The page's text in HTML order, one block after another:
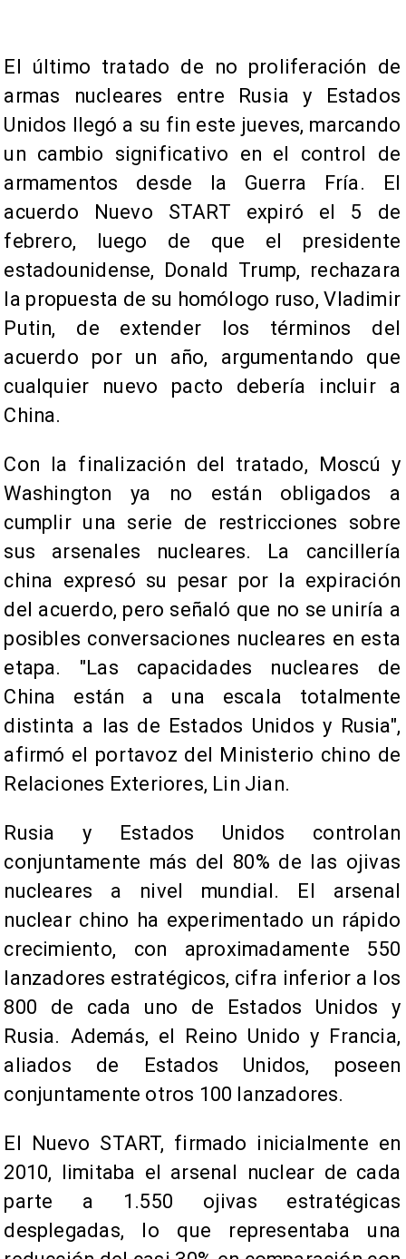
El último tratado de no proliferación de
armas nucleares entre Rusia y Estados
Unidos llegó a su fin este jueves, marcando
un cambio significativo en el control de
armamentos desde la Guerra Fría. El
acuerdo Nuevo START expiró el 5 de
febrero, luego de que el presidente
estadounidense, Donald Trump, rechazara
la propuesta de su homólogo ruso, Vladimir
Putin, de extender los términos del
acuerdo por un año, argumentando que
cualquier nuevo pacto debería incluir a
China.
Con la finalización del tratado, Moscú y
Washington ya no están obligados a
cumplir una serie de restricciones sobre
sus arsenales nucleares. La cancillería
china expresó su pesar por la expiración
del acuerdo, pero señaló que no se uniría a
posibles conversaciones nucleares en esta
etapa. "Las capacidades nucleares de
China están a una escala totalmente
distinta a las de Estados Unidos y Rusia",
afirmó el portavoz del Ministerio chino de
Relaciones Exteriores, Lin Jian.
Rusia y Estados Unidos controlan
conjuntamente más del 80% de las ojivas
nucleares a nivel mundial. El arsenal
nuclear chino ha experimentado un rápido
crecimiento, con aproximadamente 550
lanzadores estratégicos, cifra inferior a los
800 de cada uno de Estados Unidos y
Rusia. Además, el Reino Unido y Francia,
aliados de Estados Unidos, poseen
conjuntamente otros 100 lanzadores.
El Nuevo START, firmado inicialmente en
2010, limitaba el arsenal nuclear de cada
parte a 1.550 ojivas estratégicas
desplegadas, lo que representaba una